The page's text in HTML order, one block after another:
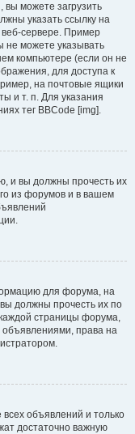
можете загрузить
указать ссылку на
сервере. Пример
не можете указывать
компьютере (если он не
для доступа к
на почтовые ящики
и т. п. Для указания
тег BBCode [img].
и вы должны прочесть их
из форумов и в вашем
для форума, на
должны прочесть их по
страницы форума,
объявлениями, права на
объявлений и только
достаточно важную